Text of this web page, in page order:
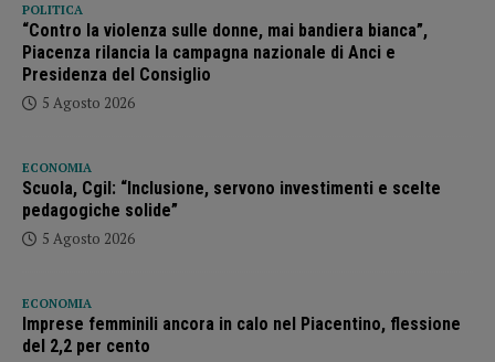
POLITICA
“Contro la violenza sulle donne, mai bandiera bianca”,
Piacenza rilancia la campagna nazionale di Anci e
Presidenza del Consiglio
5 Agosto 2026
ECONOMIA
Scuola, Cgil: “Inclusione, servono investimenti e scelte
pedagogiche solide”
5 Agosto 2026
ECONOMIA
Imprese femminili ancora in calo nel Piacentino, flessione
del 2,2 per cento